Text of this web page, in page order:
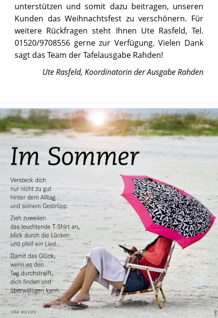
unterstützen und somit dazu beitragen, unseren
Kunden das Weihnachtsfest zu verschönern. Für
weitere Rückfragen steht Ihnen Ute Rasfeld, Tel.
01520/9708556 gerne zur Verfügung. Vielen Dank
sagt das Team der Tafelausgabe Rahden!
Ute Rasfeld, Koordinatorin der Ausgabe Rahden